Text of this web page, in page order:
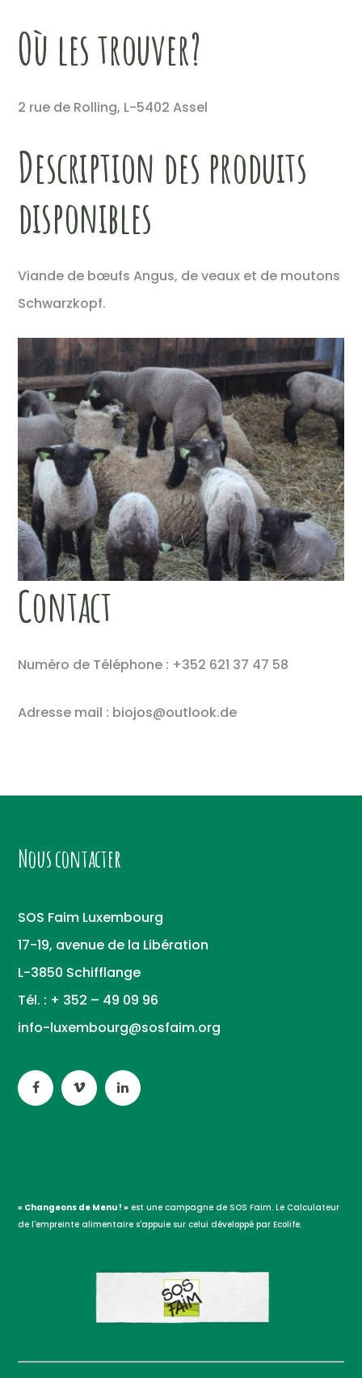
Où les trouver?
2 rue de Rolling, L-5402 Assel
Description des produits
disponibles
Viande de bœufs Angus, de veaux et de moutons
Schwarzkopf.
Contact
Numéro de Téléphone : +352 621 37 47 58
Adresse mail : biojos@outlook.de
Nous contacter
SOS Faim Luxembourg
17-19, avenue de la Libération
L-3850 Schifflange
Tél. : + 352 – 49 09 96
info-luxembourg@sosfaim.org
« Changeons de Menu ! » est une campagne de SOS Faim. Le Calculateur
de l'empreinte alimentaire s'appuie sur celui développé par Ecolife.